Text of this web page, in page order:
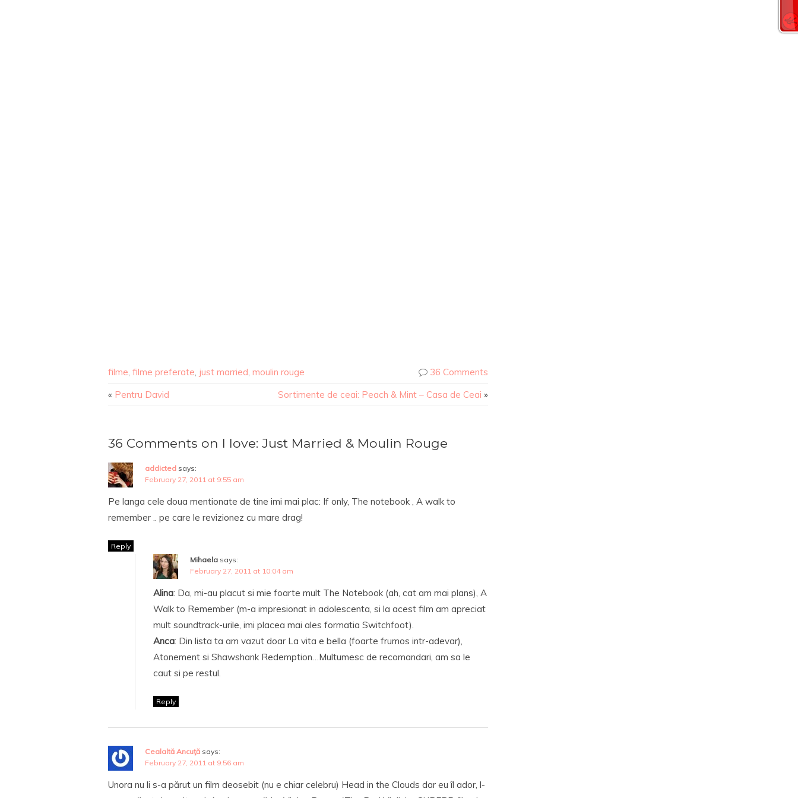
filme, filme preferate, just married, moulin rouge
36 Comments
« Pentru David Sortimente de ceai: Peach & Mint – Casa de Ceai »
36 Comments on I love: Just Married & Moulin Rouge
addicted says:
February 27, 2011 at 9:55 am
Pe langa cele doua mentionate de tine imi mai plac: If only, The notebook , A walk to
remember .. pe care le revizionez cu mare drag!
Reply
Mihaela says:
February 27, 2011 at 10:04 am
Alina: Da, mi-au placut si mie foarte mult The Notebook (ah, cat am mai plans), A
Walk to Remember (m-a impresionat in adolescenta, si la acest film am apreciat
mult soundtrack-urile, imi placea mai ales formatia Switchfoot).
Anca: Din lista ta am vazut doar La vita e bella (foarte frumos intr-adevar),
Atonement si Shawshank Redemption…Multumesc de recomandari, am sa le
caut si pe restul.
Reply
Cealaltă Ancuţă says:
February 27, 2011 at 9:56 am
Unora nu li s-a părut un film deosebit (nu e chiar celebru) Head in the Clouds dar eu îl ador, l-